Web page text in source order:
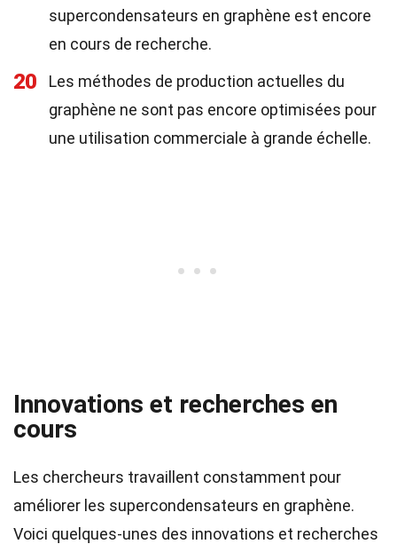
supercondensateurs en graphène est encore
en cours de recherche.
20
Les méthodes de production actuelles du
graphène ne sont pas encore optimisées pour
une utilisation commerciale à grande échelle.
Innovations et recherches en
cours
Les chercheurs travaillent constamment pour
améliorer les supercondensateurs en graphène.
Voici quelques-unes des innovations et recherches